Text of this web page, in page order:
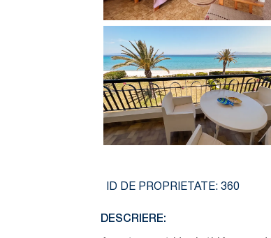
ID DE PROPRIETATE: 360
DESCRIERE: